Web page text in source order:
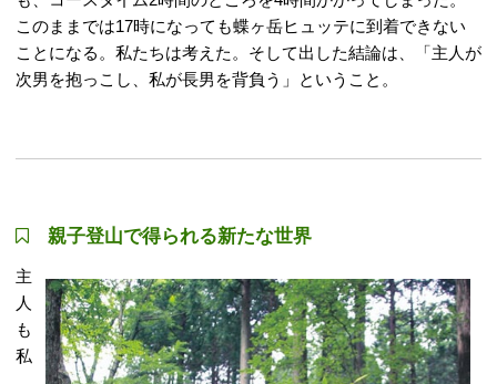
このままでは17時になっても蝶ヶ岳ヒュッテに到着できない
ことになる。私たちは考えた。そして出した結論は、「主人が
次男を抱っこし、私が長男を背負う」ということ。
親子登山で得られる新たな世界
主
人
も
私